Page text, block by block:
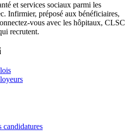
et services sociaux parmi les
Infirmier, préposé aux bénéficiaires,
vous avec les hôpitaux, CLSC
recrutent.
candidatures